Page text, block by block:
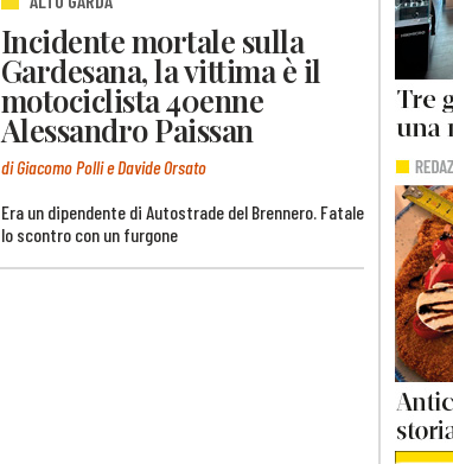
Incidente mortale sulla
Gardesana, la vittima è il
motociclista 40enne
Alessandro Paissan
di Giacomo Polli e Davide Orsato
Era un dipendente di Autostrade del Brennero. Fatale
lo scontro con un furgone